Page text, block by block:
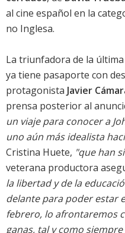
al cine español en la
no Inglesa.
La triunfadora de la
ya tiene pasaporte con
protagonista Javier
prensa posterior al
un viaje para conocer a
uno aún más idealista
Cristina Huete, "que han
veterana productora
la libertad y de la
delante para poder estar
febrero, lo afrontaremos
ganas, tal y como